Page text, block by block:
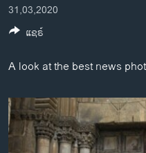
ໄປ
ຫາ
ຄົ້ນ
ການເລືອກຕັ້ງ ປະທານາທີບໍດີ ສະ
ຂ່າວ​ຈີນ
ໂລກ
ອິດສະຫຼະພາບດ້ານການຂ່າວ
ຊີວິດຊາວລາວ
31,03,2020
A look at the best news
ແຊຣ໌